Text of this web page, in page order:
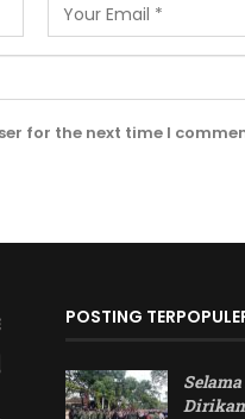
for the next time I
POSTING